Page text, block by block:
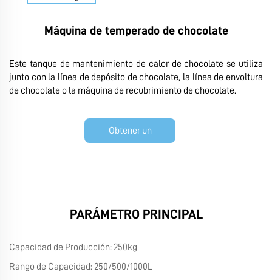
Máquina de temperado de chocolate
Este tanque de mantenimiento de calor de chocolate se utiliza
junto con la línea de depósito de chocolate, la línea de envoltura
de chocolate o la máquina de recubrimiento de chocolate.
Obtener un
PARÁMETRO PRINCIPAL
Capacidad de Producción: 250kg
Rango de Capacidad: 250/500/1000L